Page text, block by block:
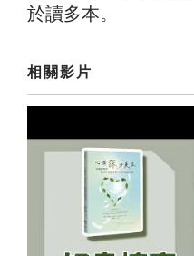
於讀多本。
相關影片